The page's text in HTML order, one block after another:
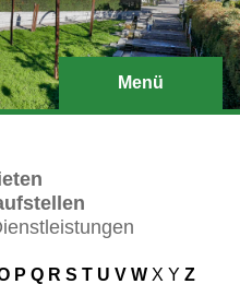
Menü
P Q R S T U V W X Y Z